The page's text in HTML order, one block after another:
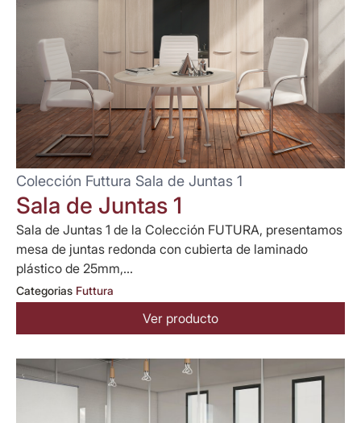
Colección Futtura Sala de Juntas 1
Sala de Juntas 1
Sala de Juntas 1 de la Colección FUTURA, presentamos
mesa de juntas redonda con cubierta de laminado
plástico de 25mm,...
Categorias Futtura
Ver producto